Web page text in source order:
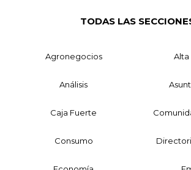
TODAS LAS
Agronegocios Alta
Análisis
Caja Fuerte
Consumo